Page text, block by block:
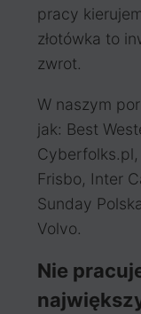
pracy
złotówka to
zwrot.
W naszym
jak: Best
Cyberfolks.pl,
Frisbo, Inter
Sunday
Volvo.
Nie